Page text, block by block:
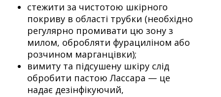
стежити за чистотою шкірного
покриву в області трубки (необхідно
регулярно промивати цю зону з
милом, обробляти фурациліном або
розчином марганцівки);
вимиту та підсушену шкіру слід
обробити пастою Лассара — це
надає дезінфікуючий,